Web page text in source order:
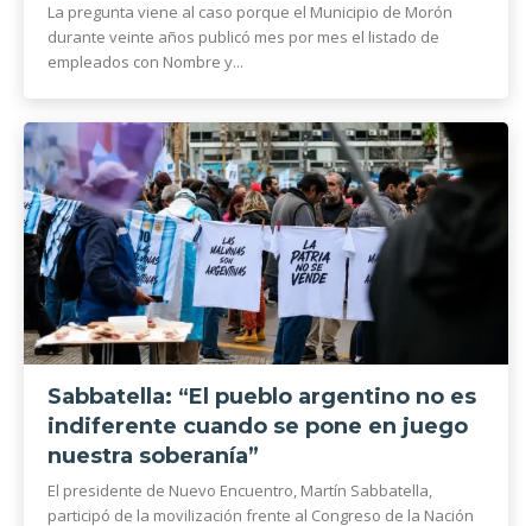
La pregunta viene al caso porque el Municipio de Morón
durante veinte años publicó mes por mes el listado de
empleados con Nombre y...
Sabbatella: “El pueblo argentino no es
indiferente cuando se pone en juego
nuestra soberanía”
El presidente de Nuevo Encuentro, Martín Sabbatella,
participó de la movilización frente al Congreso de la Nación